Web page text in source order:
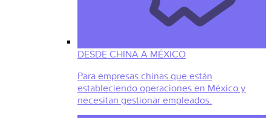
DESDE CHINA A MÉXICO
Para empresas chinas que están
estableciendo operaciones en México y
necesitan gestionar empleados.